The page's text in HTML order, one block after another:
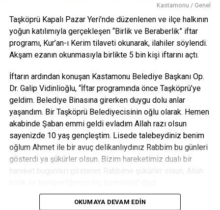
Kastamonu / Genel
Taşköprü Kapalı Pazar Yeri’nde düzenlenen ve ilçe halkının
yoğun katılımıyla gerçekleşen “Birlik ve Beraberlik” iftar
programı, Kur’an-ı Kerim tilaveti okunarak, ilahiler söylendi.
Akşam ezanın okunmasıyla birlikte 5 bin kişi iftarını açtı.
İftarın ardından konuşan Kastamonu Belediye Başkanı Op.
Dr. Galip Vidinlioğlu, “İftar programında önce Taşköprü’ye
geldim. Belediye Binasına girerken duygu dolu anlar
yaşandım. Bir Taşköprü Belediyecisinin oğlu olarak. Hemen
akabinde Şaban emmi geldi evladım Allah razı olsun
sayenizde 10 yaş gençleştim. Lisede talebeydiniz benim
oğlum Ahmet ile bir avuç delikanlıydınız Rabbim bu günleri
gösterdi ya şükürler olsun. Bizim hareketimiz dualı bir
hareket bugünleri gösteren Rabbime şükürler olsun, Allah
Taşköprü Belediye Başkanı Abdullah Çatal ise, “Ben aileniz
OKUMAYA DEVAM EDIN